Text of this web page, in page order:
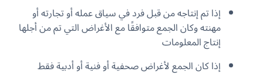
إذا تم إنتاجه من قبل فرد في سياق عمله أو تجارته أو
مهنته وكان الجمع متوافقًا مع الأغراض التي تم من أجلها
إنتاج المعلومات
إذا كان الجمع لأغراض صحفية أو فنية أو أدبية فقط